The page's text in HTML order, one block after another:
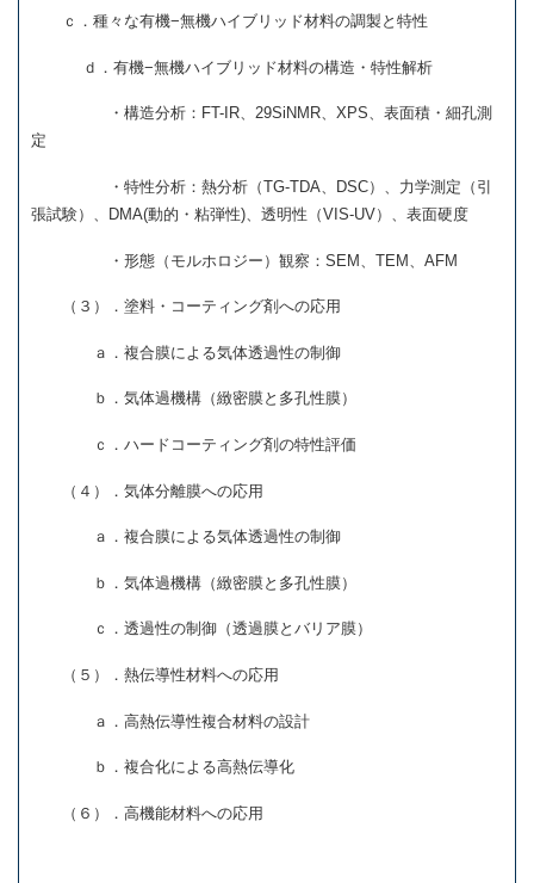
ｃ．種々な有機−無機ハイブリッド材料の調製と特性
ｄ．有機−無機ハイブリッド材料の構造・特性解析
・構造分析： FT-IR、 29SiNMR、 XPS、表面積・細孔測
定
・特性分析：熱分析（TG-TDA、 DSC）、力学測定（引
張試験）、
DMA(動的・粘弾性)、透明性（VIS-UV）、表面硬度
・形態（モルホロジー）観察： SEM TEM AFM
（３）．塗料・コーティング剤への応用
ａ．複合膜による気体透過性の制御
ｂ．気体過機構（緻密膜と多孔性膜）
ｃ．ハードコーティング剤の特性評価
（４）．気体分離膜への応用
ａ．複合膜による気体透過性の制御
ｂ．気体過機構（緻密膜と多孔性膜）
ｃ．透過性の制御（透過膜とバリア膜）
（５）．熱伝導性材料への応用
ａ．高熱伝導性複合材料の設計
ｂ．複合化による高熱伝導化
（６）．高機能材料への応用